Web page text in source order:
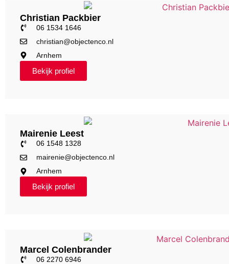
Christian Packbier
06 1534 1646
christian@objectenco.nl
Arnhem
Bekijk profiel
Mairenie Leest
06 1548 1328
mairenie@objectenco.nl
Arnhem
Bekijk profiel
Marcel Colenbrander
06 2270 6946